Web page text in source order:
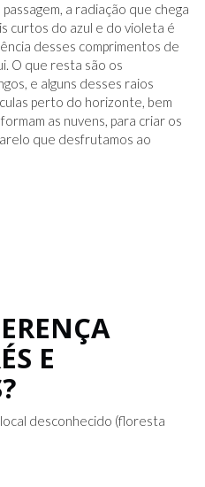
a radiação que chega
curtos do azul e do violeta é
desses comprimentos de
O que resta são os
e alguns desses raios
perto do horizonte, bem
as nuvens, para criar os
que desfrutamos ao
E